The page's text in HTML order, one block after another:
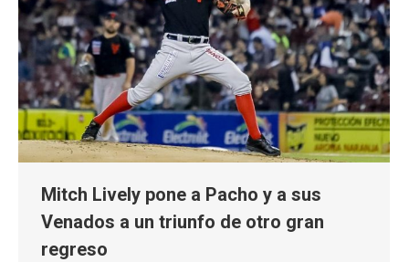
Mitch Lively pone a Pacho y a sus
Venados a un triunfo de otro gran
regreso